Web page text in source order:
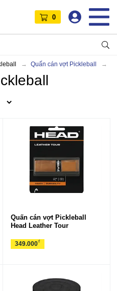
0
Quấn cán vợt Pickleball
Quấn cán vợt Pickleball
Head Leather Tour
349.000₫